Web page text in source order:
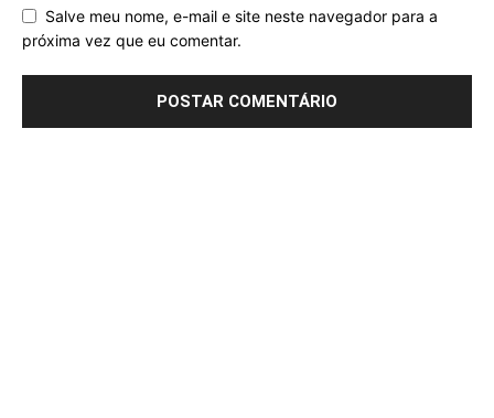
Salve meu nome, e-mail e site neste navegador para a
próxima vez que eu comentar.